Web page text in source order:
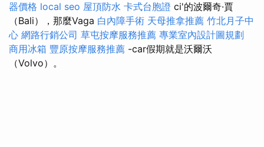
器價格 local seo 屋頂防水 卡式台胞證 ci'的波爾奇·賈
（Bali），那麼Vaga 白內障手術 天母推拿推薦 竹北月子中
心 網路行銷公司 草屯按摩服務推薦 專業室內設計圖規劃
商用冰箱 豐原按摩服務推薦 -car假期就是沃爾沃
（Volvo）。